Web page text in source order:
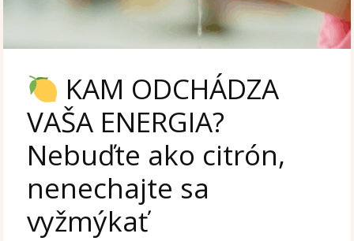
KAM ODCHÁDZA
VAŠA ENERGIA?
Nebuďte ako citrón,
nenechajte sa
vyžmýkať